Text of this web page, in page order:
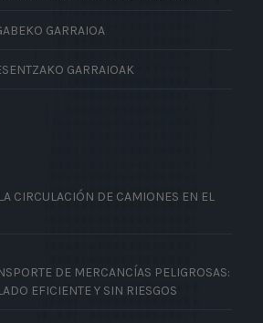
GARRAIOA
GARRAIOAK
CIRCULACIÓN DE CAMIONES EN EL
DE MERCANCÍAS PELIGROSAS:
EFICIENTE Y SIN RIESGOS